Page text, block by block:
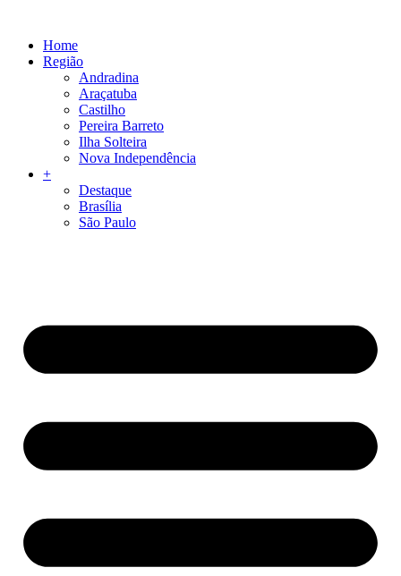
contentHome
Região
Andradina
Araçatuba
Castilho
Pereira Barreto
Ilha Solteira
Nova Independência
+
Destaque
Brasília
São Paulo